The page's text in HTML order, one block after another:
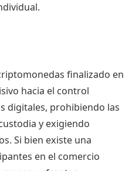
finalizado en
hacia el control
digitales, prohibiendo las
y exigiendo
Si bien existe una
en el comercio